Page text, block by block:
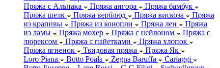
Пряжа с Альпака
Пряжа ангора
Пряжа бамбук
Пряжа шелк
Пряжа верблюд Пряжа вискоза
Пряжа
из крапивы
Пряжа из конопли Пряжа лен
Пряжа
из ламы
Пряжа мохер Пряжа с нейлоном
Пряжа с
люрексом
Пряжа с пайетками
Пряжа хлопок
Пряжа ягненок
Твидовая пряжа
Пряжа Як
Loro Piana
Botto Poala Zegna Baruffa
Cariaggi